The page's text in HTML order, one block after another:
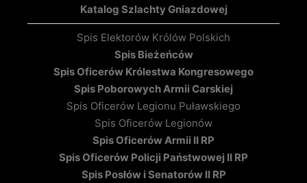
Katalog Szlachty Gniazdowej
Spis Elektorów Królów Polskich
Spis Bieżeńców
Spis Oficerów Królestwa Kongresowego
Spis Poborowych Armii Carskiej
Spis Oficerów Legionu Puławskiego
Spis Oficerów Legionów
Spis Oficerów Armii II RP
Spis Oficerów Policji Państwowej II RP
Spis Posłów i Senatorów II RP